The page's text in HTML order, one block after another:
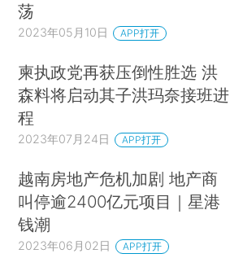
荡
2023年05月10日 APP打开
柬执政党再获压倒性胜选 洪
森料将启动其子洪玛奈接班进
程
2023年07月24日 APP打开
越南房地产危机加剧 地产商
叫停逾2400亿元项目｜星港
钱潮
2023年06月02日 APP打开